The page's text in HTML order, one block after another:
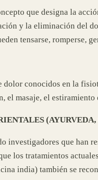
que designa la
y la eliminación del
tensarse, romperse,
dolor conocidos en la
el masaje, el estiramiento
investigadores que han
los tratamientos
india) también se